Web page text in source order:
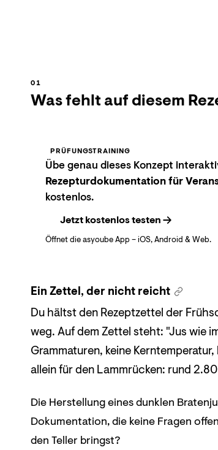
Was fehlt auf diesem
PRÜFUNGSTRAINING
Übe genau dieses Konzept
Rezepturdokumentation für
kostenlos.
Jetzt kostenlos testen
Öffnet die asyoube App – iOS, Android & Web.
Ein Zettel, der nicht reicht
Du hältst den Rezeptzettel der
weg. Auf dem Zettel steht: "Jus wie
Grammaturen, keine
allein für den Lammrücken: rund
Die Herstellung eines dunklen
Dokumentation, die keine Fragen
den Teller bringst?